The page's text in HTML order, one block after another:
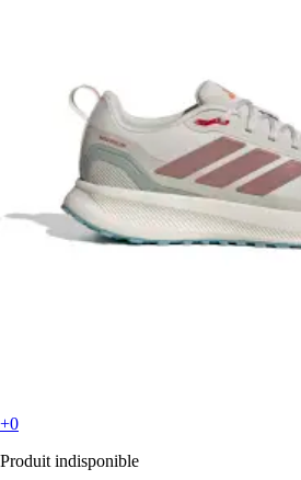
+0
Produit indisponible